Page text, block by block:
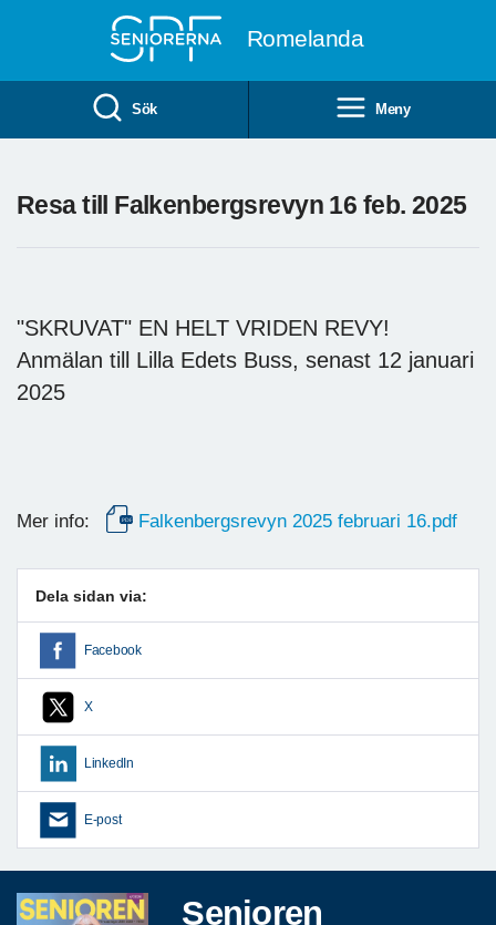
Romelanda
Sök Meny
Resa till Falkenbergsrevyn 16 feb. 2025
"SKRUVAT" EN HELT VRIDEN REVY!
Anmälan till Lilla Edets Buss, senast 12 januari
2025
Mer info: Falkenbergsrevyn 2025 februari 16.pdf
Dela sidan via:
Facebook
X
LinkedIn
E-post
Senioren